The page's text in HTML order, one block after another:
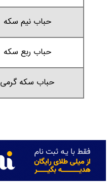
حباب نیم سکه
حباب ربع سکه
حباب سکه گرمی